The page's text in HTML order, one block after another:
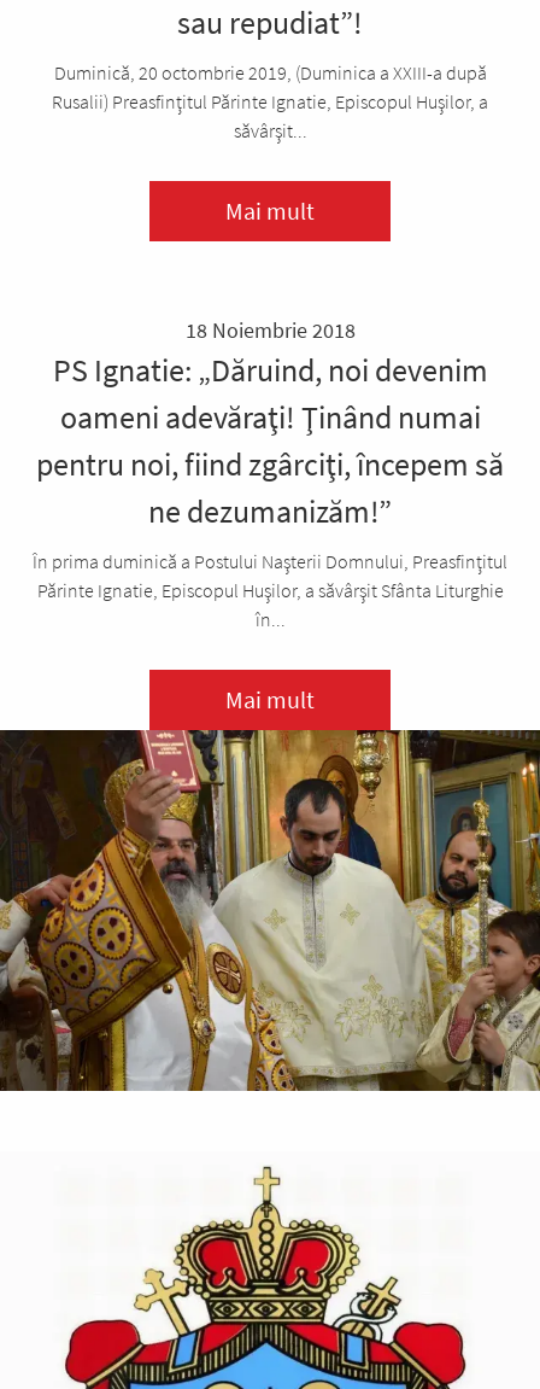
sau repudiat”!
Duminică, 20 octombrie 2019, (Duminica a XXIII-a după
Rusalii) Preasfinţitul Părinte Ignatie, Episcopul Huşilor, a
săvârşit...
Mai mult
18 Noiembrie 2018
PS Ignatie: „Dăruind, noi devenim
oameni adevăraţi! Ţinând numai
pentru noi, fiind zgârciţi, începem să
ne dezumanizăm!”
În prima duminică a Postului Naşterii Domnului, Preasfinţitul
Părinte Ignatie, Episcopul Huşilor, a săvârşit Sfânta Liturghie
în...
Mai mult